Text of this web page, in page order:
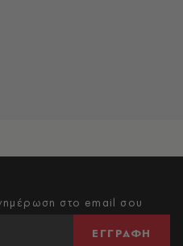
στο email σου
ΕΓΓΡΑΦΗ